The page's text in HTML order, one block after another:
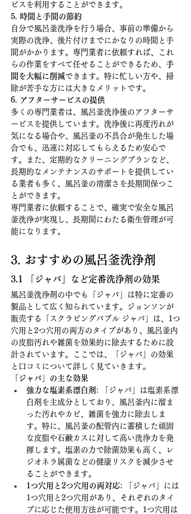
ビスを利用することができます。
5. 時間と手間の節約
自分で風呂釜洗浄を行う場合、事前の準備から
実際の洗浄、後片付けまでにかなりの時間と手
間がかかります。専門業者に依頼すれば、これ
らの作業をすべて任せることができるため、 手
間を大幅に削減できます。特に忙しい方や、掃
除が苦手な方には大きなメリットです。
6. アフターサービスの提供
多くの専門業者は、風呂釜洗浄後のアフターサ
ービスを提供しています。洗浄後に再度汚れが
気になる場合や、風呂釜の不具合が発生した場
合でも、迅速に対応してもらえるため安心で
す。また、定期的なクリーニングプランなど、
長期的なメンテナンスのサポートを提供してい
る業者も多く、風呂釜の清潔さを長期間保つこ
とができます。
専門業者に依頼することで、確実で安全な風呂
釜洗浄が実現し、長期間にわたる衛生管理が可
能になります。
3. おすすめの風呂釜洗浄剤
3.1 「ジャバ」など定番洗浄剤の効果
風呂釜洗浄剤の中でも「ジャバ」は特に定番の
製品として広く知られています。ジョンソンが
販売する「スクラビングバブル ジャバ」は、1つ
穴用と2つ穴用の両方のタイプがあり、風呂釜内
の皮脂汚れや雑菌を効果的に除去するために設
計されています。ここでは、「ジャバ」の効果
と口コミについて詳しく見ていきます。
「ジャバ」の主な効果
強力な塩素系漂白剤 : 「ジャバ」は塩素系漂
白剤を主成分としており、風呂釜内に溜ま
った汚れやカビ、雑菌を強力に除去しま
す。特に、風呂釜の配管内に蓄積した頑固
な皮脂や石鹸カスに対して高い洗浄力を発
揮します。塩素の力で除菌効果も高く、レ
ジオネラ属菌などの健康リスクを減少させ
ることができます。
1つ穴用と2つ穴用の両対応: 「ジャバ」には
1つ穴用と2つ穴用があり、それぞれのタイ
プに応じた使用方法が可能です。1つ穴用は